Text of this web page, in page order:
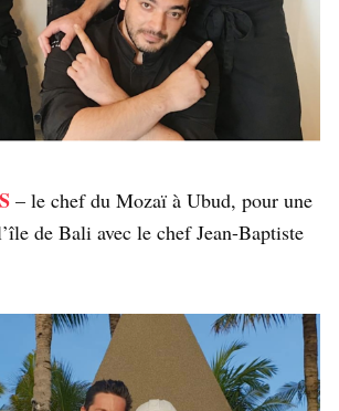
– le chef du Mozaï à Ubud, pour une
de Bali avec le chef Jean-Baptiste